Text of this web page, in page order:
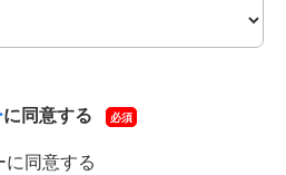
に同意する 必須
同意する